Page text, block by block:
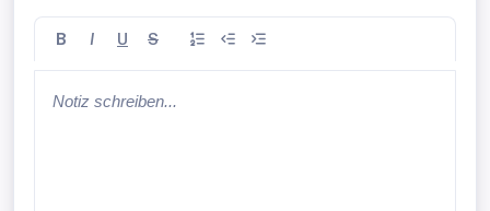
B I U S